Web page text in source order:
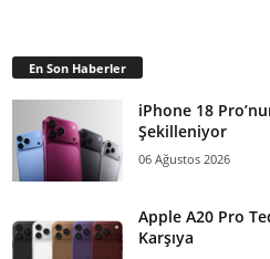
En Son Haberler
iPhone 18
Şekilleniyor
06 Ağustos 2026
Apple A20 Pro
Karşıya